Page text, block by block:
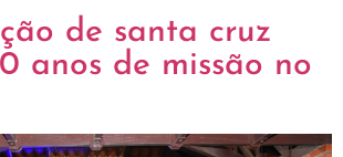
de santa cruz
anos de missão no